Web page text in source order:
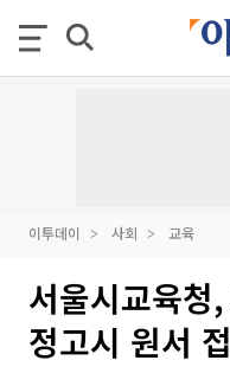
이투데이 사회 교육
서울시교육
정고시 원서